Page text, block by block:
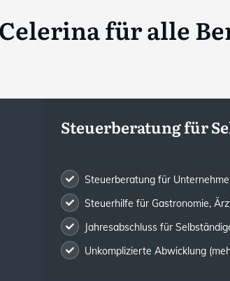
Celerinafür alle
Steuerberatung für
Steuerberatung für
Steuerhilfe für Gastronomie,
Jahresabschluss für
Unkomplizierte Abwicklung